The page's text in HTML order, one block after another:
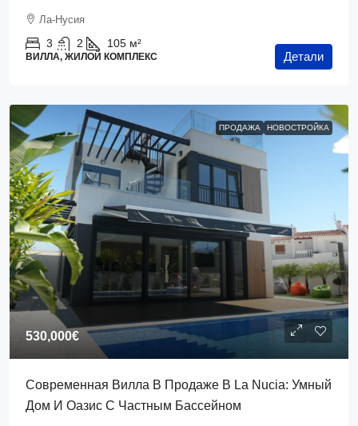
Ла-Нусия
3 2 105 м²
ВИЛЛА, ЖИЛОЙ КОМПЛЕКС Детали
ПРОДАЖА НОВОСТРОЙКА
530,000€
Современная Вилла В Продаже В La Nucia: Умный
Дом И Оазис С Частным Бассейном